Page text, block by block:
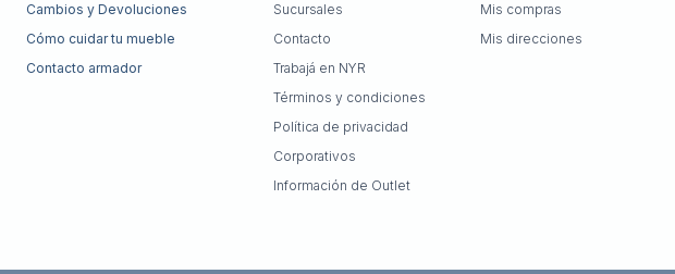
Cambios y Devoluciones
Cómo cuidar tu mueble
Contacto armador
Sucursales
Contacto
Trabajá en NYR
Términos y condiciones
Política de privacidad
Corporativos
Información de Outlet
Mis compras
Mis direcciones